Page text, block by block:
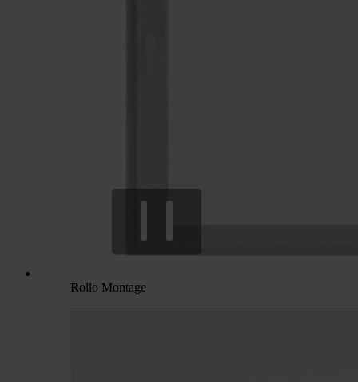
Rollo Montage